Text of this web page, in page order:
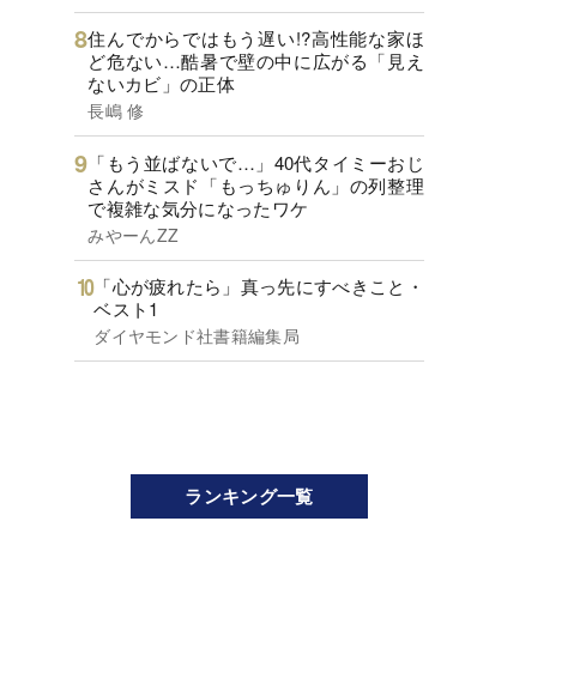
住んでからではもう遅い!?高性能な家ほ
ど危ない…酷暑で壁の中に広がる「見え
ないカビ」の正体
長嶋 修
「もう並ばないで…」40代タイミーおじ
さんがミスド「もっちゅりん」の列整理
で複雑な気分になったワケ
みやーんZZ
「心が疲れたら」真っ先にすべきこと・
ベスト1
ダイヤモンド社書籍編集局
ランキング一覧